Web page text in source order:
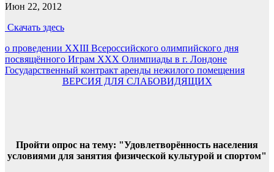
Июн 22, 2012
Скачать здесь
Навигация
по
о проведении XXIII Всероссийского олимпийского дня
посвящённого Играм XXX Олимпиады в г. Лондоне
Государственный контракт аренды нежилого помещения
ВЕРСИЯ ДЛЯ СЛАБОВИДЯЩИХ
Пройти опрос на тему: "Удовлетворённость населения
условиями для занятия физической культурой и спортом"